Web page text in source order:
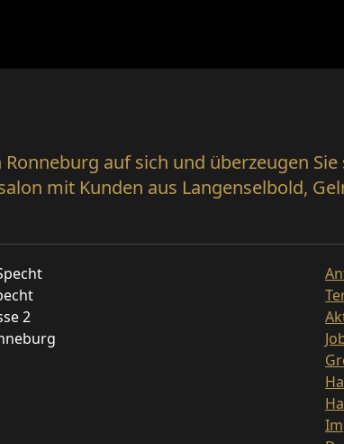
auf sich und überzeugen
mit Kunden aus Langenselbold,
2